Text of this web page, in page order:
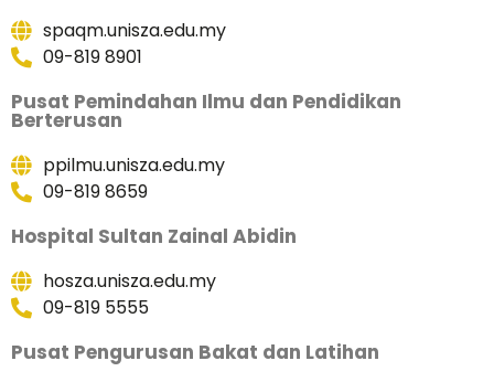
spaqm.unisza.edu.my
09-819 8901
Pusat Pemindahan Ilmu dan Pendidikan
Berterusan
ppilmu.unisza.edu.my
09-819 8659
Hospital Sultan Zainal Abidin
hosza.unisza.edu.my
09-819 5555
Pusat Pengurusan Bakat dan Latihan